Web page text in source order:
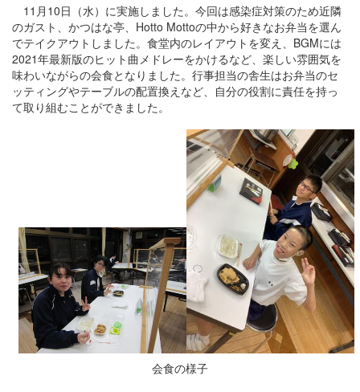
11月10日（水）に実施しました。今回は感染症対策のため近隣
のガスト、かつはな亭、Hotto Mottoの中から好きなお弁当を選ん
でテイクアウトしました。食堂内のレイアウトを変え、BGMには
2021年最新版のヒット曲メドレーをかけるなど、楽しい雰囲気を
味わいながらの会食となりました。行事担当の舎生はお弁当のセ
ッティングやテーブルの配置換えなど、自分の役割に責任を持っ
て取り組むことができました。
会食の様子